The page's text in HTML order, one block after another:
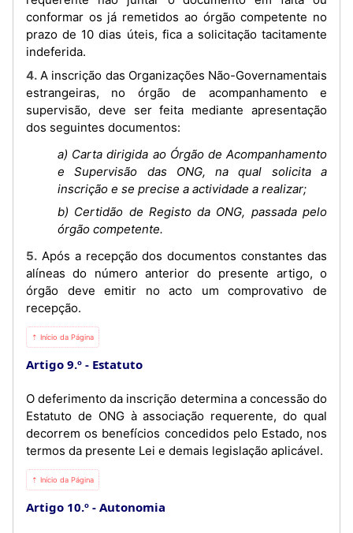
conformar os já remetidos ao órgão competente no
prazo de 10 dias úteis, fica a solicitação tacitamente
indeferida.
4. A inscrição das Organizações Não-Governamentais
estrangeiras, no órgão de acompanhamento e
supervisão, deve ser feita mediante apresentação
dos seguintes documentos:
a) Carta dirigida ao Órgão de Acompanhamento
e Supervisão das ONG, na qual solicita a
inscrição e se precise a actividade a realizar;
b) Certidão de Registo da ONG, passada pelo
órgão competente.
5. Após a recepção dos documentos constantes das
alíneas do número anterior do presente artigo, o
órgão deve emitir no acto um comprovativo de
recepção.
⇡ Início da Página
Artigo 9.º Estatuto
O deferimento da inscrição determina a concessão do
Estatuto de ONG à associação requerente, do qual
decorrem os benefícios concedidos pelo Estado, nos
termos da presente Lei e demais legislação aplicável.
⇡ Início da Página
Artigo 10.º Autonomia